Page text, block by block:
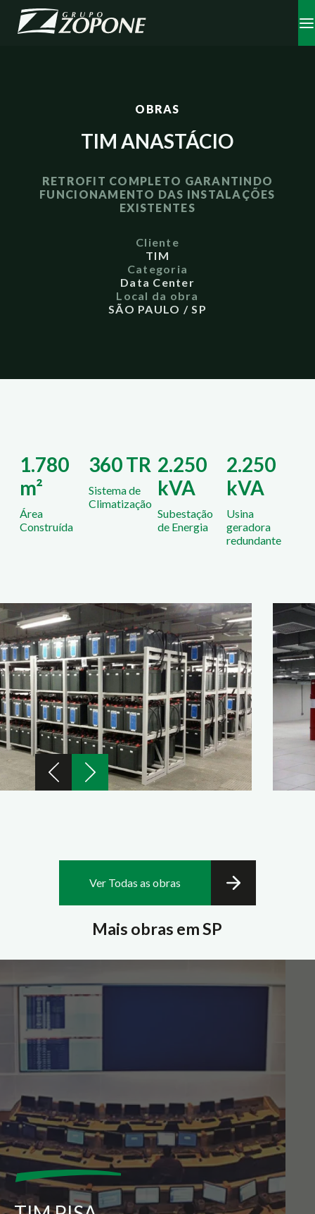
OBRAS
TIM ANASTÁCIO
RETROFIT COMPLETO GARANTINDO
FUNCIONAMENTO DAS INSTALAÇÕES
EXISTENTES
Cliente
TIM
Categoria
Data Center
Local da obra
SÃO PAULO / SP
1.780
m²
Área
Construída
360 TR
Sistema de
Climatização
2.250
kVA
Subestação
de Energia
2.250
kVA
Usina
geradora
redundante
Mais obras em SP
Ver Todas as obras